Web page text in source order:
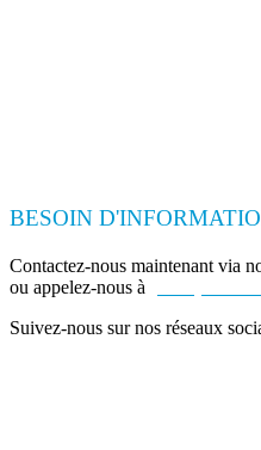
BESOIN
Contactez-nous maintenant via
ou appelez-nous à
Suivez-nous sur nos réseaux